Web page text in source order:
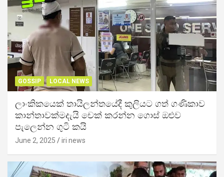
GOSSIP LOCAL NEWS
ලාංකිකයෙක් තායිලන්තයේදී කුලියට ගත් ගණිකාව
කාන්තාවක්මදැයි චෙක් කරන්න ගොස් ඔළුව
පැලෙන්න ගුටි කයි
June 2, 2025 iri news